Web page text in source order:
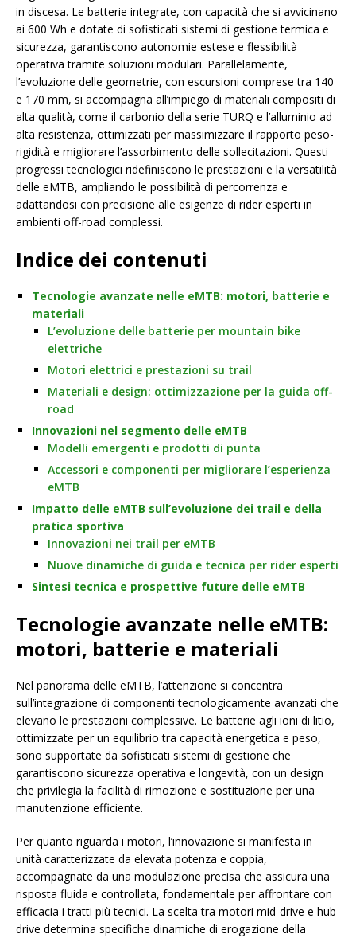
in discesa. Le batterie integrate, con capacità che si avvicinano
ai 600 Wh e dotate di sofisticati sistemi di gestione termica e
sicurezza, garantiscono autonomie estese e flessibilità
operativa tramite soluzioni modulari. Parallelamente,
l’evoluzione delle geometrie, con escursioni comprese tra 140
e 170 mm, si accompagna all’impiego di materiali compositi di
alta qualità, come il carbonio della serie TURQ e l’alluminio ad
alta resistenza, ottimizzati per massimizzare il rapporto peso-
rigidità e migliorare l’assorbimento delle sollecitazioni. Questi
progressi tecnologici ridefiniscono le prestazioni e la versatilità
delle eMTB, ampliando le possibilità di percorrenza e
adattandosi con precisione alle esigenze di rider esperti in
ambienti off-road complessi.
Indice dei contenuti
Tecnologie avanzate nelle eMTB: motori, batterie e
materiali
L’evoluzione delle batterie per mountain bike
elettriche
Motori elettrici e prestazioni su trail
Materiali e design: ottimizzazione per la guida off-
road
Innovazioni nel segmento delle eMTB
Modelli emergenti e prodotti di punta
Accessori e componenti per migliorare l’esperienza
eMTB
Impatto delle eMTB sull’evoluzione dei trail e della
pratica sportiva
Innovazioni nei trail per eMTB
Nuove dinamiche di guida e tecnica per rider esperti
Sintesi tecnica e prospettive future delle eMTB
Tecnologie avanzate nelle eMTB:
motori, batterie e materiali
Nel panorama delle eMTB, l’attenzione si concentra
sull’integrazione di componenti tecnologicamente avanzati che
elevano le prestazioni complessive. Le batterie agli ioni di litio,
ottimizzate per un equilibrio tra capacità energetica e peso,
sono supportate da sofisticati sistemi di gestione che
garantiscono sicurezza operativa e longevità, con un design
che privilegia la facilità di rimozione e sostituzione per una
manutenzione efficiente.
Per quanto riguarda i motori, l’innovazione si manifesta in
unità caratterizzate da elevata potenza e coppia,
accompagnate da una modulazione precisa che assicura una
risposta fluida e controllata, fondamentale per affrontare con
efficacia i tratti più tecnici. La scelta tra motori mid-drive e hub-
drive determina specifiche dinamiche di erogazione della